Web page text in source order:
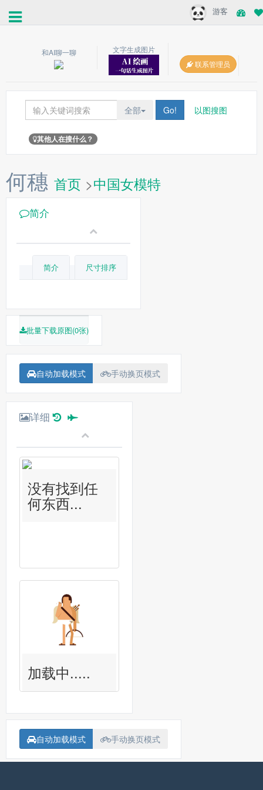
游客
和AI聊一聊
文字生成图片
联系管理员
全部 Go! 以图搜图
其他人在搜什么？
何穗 首页 >中国女模特
简介
简介 尺寸排序
批量下载原图(0张)
自动加载模式 手动换页模式
详细
没有找到任
何东西...
加载中.....
自动加载模式 手动换页模式